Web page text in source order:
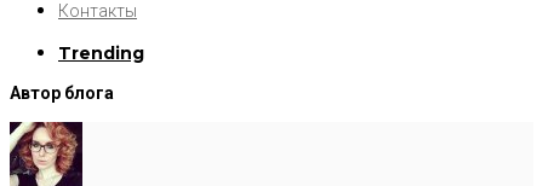
Контакты
Trending
Автор блога